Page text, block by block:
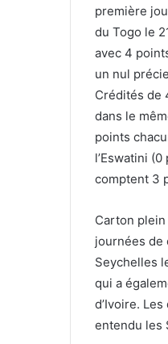
première
du Togo le
avec 4
un nul
Crédités de
dans le
points
l’Eswatini
comptent 3
Carton
journées de
Seychelles
qui a
d’Ivoire.
entendu les